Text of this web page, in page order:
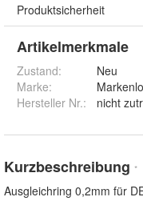
Produktsicherheit
Artikelmerkmale
Zustand:
Neu
Marke:
Hersteller Nr.:
nicht
Kurzbeschreibung *
Ausgleichring 0,2mm für